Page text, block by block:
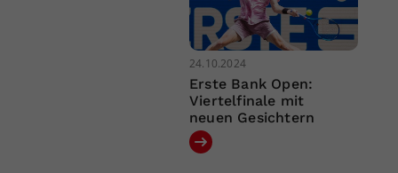
24.10.2024
Erste Bank Open:
Viertelfinale mit
neuen Gesichtern